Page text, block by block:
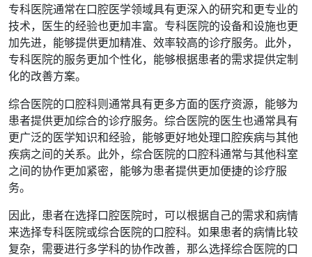
专科医院通常在口腔医学领域具有更深入的研究和更专业的
技术，医生的经验也更加丰富。专科医院的设备和设施也更
加先进，能够提供更加精准、效率较高的诊疗服务。此外，
专科医院的服务更加个性化，能够根据患者的需求提供定制
化的改善方案。
综合医院的口腔科则通常具有更多方面的医疗资源，能够为
患者提供更加综合的诊疗服务。综合医院的医生也通常具有
更广泛的医学知识和经验，能够更好地处理口腔疾病与其他
疾病之间的关系。此外，综合医院的口腔科通常与其他科室
之间的协作更加紧密，能够为患者提供更加便捷的诊疗服
务。
因此，患者在选择口腔医院时，可以根据自己的需求和病情
来选择专科医院或综合医院的口腔科。如果患者的病情比较
复杂，需要进行多学科的协作改善，那么选择综合医院的口